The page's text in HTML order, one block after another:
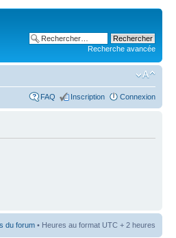
Recherche avancée
FAQ Inscription Connexion
du forum • Heures au format UTC + 2 heures